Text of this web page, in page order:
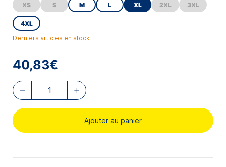
XS S M L XL 2XL 3XL
4XL
Derniers articles en stock
40,83€
Ajouter au panier